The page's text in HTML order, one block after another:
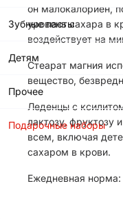
Зубные пасты
Детям
Прочее
Подарочные наборы
он малокалориен,
уровень сахара в
воздействует на
Стеарат магния
вещество,
Леденцы с
лактозу, фруктозу
всем, включая
сахаром в крови.
Ежедневная